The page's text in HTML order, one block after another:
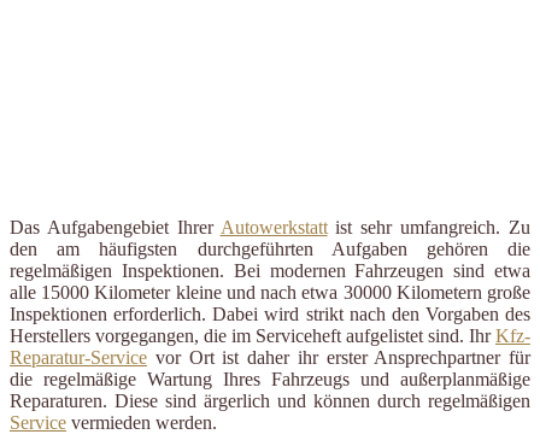
Das Aufgabengebiet Ihrer Autowerkstattist sehr umfangreich. Zu
den am häufigsten durchgeführten Aufgaben gehören die
regelmäßigen Inspektionen. Bei modernen Fahrzeugen sind etwa
alle 15000 Kilometer kleine und nach etwa 30000 Kilometern große
Inspektionen erforderlich. Dabei wird strikt nach den Vorgaben des
Herstellers vorgegangen, die im Serviceheft aufgelistet sind. IhrKfz-
Reparatur-Service vor Ort ist daher ihr erster Ansprechpartner für
die regelmäßige Wartung Ihres Fahrzeugs und außerplanmäßige
Reparaturen. Diese sind ärgerlich und können durch regelmäßigen
Service vermieden werden.